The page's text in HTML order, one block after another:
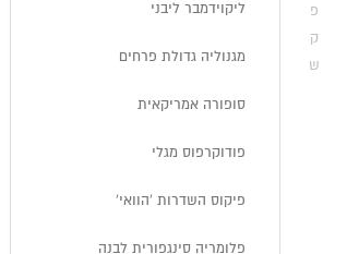
פ
ק
ש
ליקוידמבר ליבני
מגנוליה גדולת פרחים
סופורה אמריקאית
פודוקרפוס מגלי
פיקוס השדרות 'הוואי'
פלומריה סינגפורית לבנה